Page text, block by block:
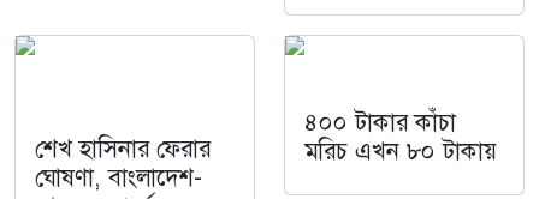
শেখ হাসিনার ফেরার
ঘোষণা, বাংলাদেশ-
৪০০ টাকার কাঁচা
মরিচ এখন ৮০ টাকায়